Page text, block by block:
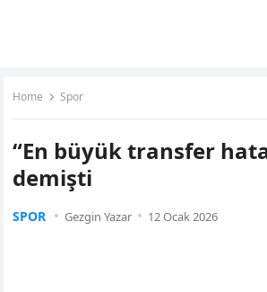
Home Spor
“En büyük transfer
demişti
SPOR Gezgin Yazar 12 Ocak 2026